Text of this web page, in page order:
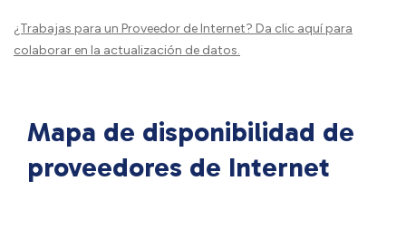
¿Trabajas para un Proveedor de Internet? Da clic aquípara
colaborar en la actualización de datos.
Mapa de disponibilidad de
proveedores de Internet